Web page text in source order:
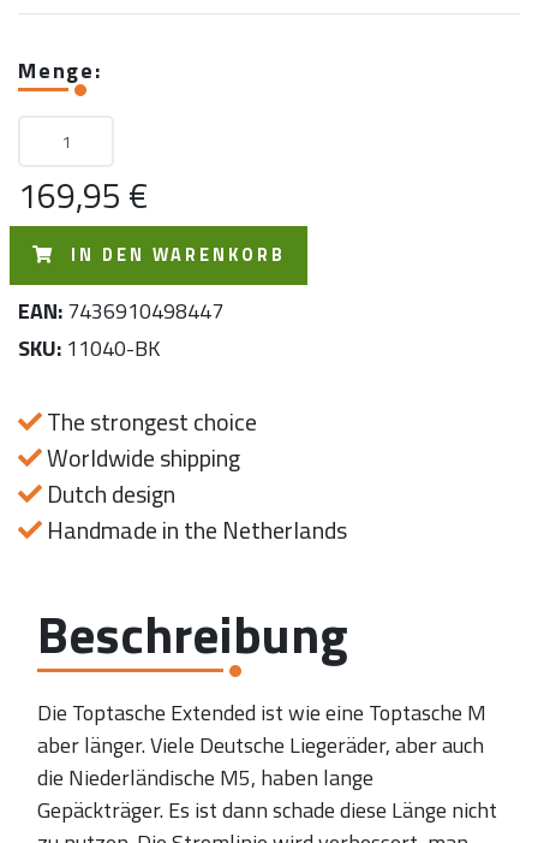
Menge:
169,95 €
IN DEN WARENKORB
EAN:7436910498447
SKU: 11040-BK
The strongest choice
Worldwide shipping
Dutch design
Handmade in the Netherlands
Beschreibung
Die Toptasche Extended ist wie eine Toptasche M
aber länger. Viele Deutsche Liegeräder, aber auch
die Niederländische M5, haben lange
Gepäckträger. Es ist dann schade diese Länge nicht